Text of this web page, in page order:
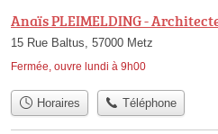
Anaïs PLEIMELDING -
15 Rue Baltus, 57000 Metz
Fermée, ouvre lundi à 9h00
Horaires Téléphone